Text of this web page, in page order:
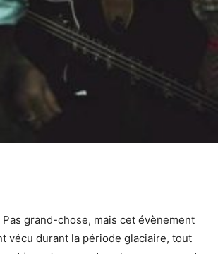
grand-chose, mais cet évènement
vécu durant la période glaciaire, tout